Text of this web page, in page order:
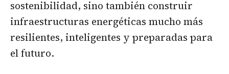
sostenibilidad, sino también construir
infraestructuras energéticas mucho más
resilientes, inteligentes y preparadas para
el futuro.